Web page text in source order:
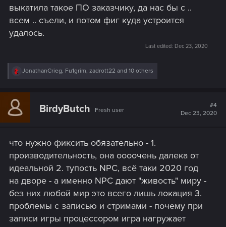
выкатила такое ПО заказчику, да нас бы с ..
всем .. съели, и потом фиг куда устроится
удалось.
Last edited: Dec 23, 2020
R
c
i
:
JonathanCrieg, Fu1grim, zadrott22 and 10 others
BirdyButch Fresh user
#4
Dec 23, 2020
что нужно фиксить обязательно - 1.
производительность, она оооочень далека от
идеальной 2. тупость NPC, всё таки 2020 год
на дворе - а именно NPC дают "живость" миру -
без них любой мир это всего лишь локация 3.
проблемы с записью и стримами - почему при
записи игры процессором игра нагружает